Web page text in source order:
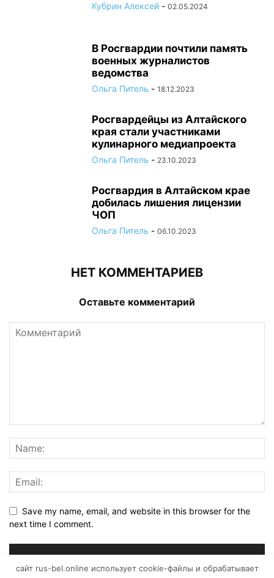
Кубрин Алексей - 02.05.2024
В Росгвардии почтили память
военных журналистов
ведомства
Ольга Питель - 18.12.2023
Росгвардейцы из Алтайского
края стали участниками
кулинарного медиапроекта
Ольга Питель - 23.10.2023
Росгвардия в Алтайском крае
добилась лишения лицензии
ЧОП
Ольга Питель - 06.10.2023
НЕТ КОММЕНТАРИЕВ
Оставьте комментарий
Save my name, email, and website in this browser for the
next time I comment.
сайт rus-bel.online использует cookie-файлы и обрабатывает